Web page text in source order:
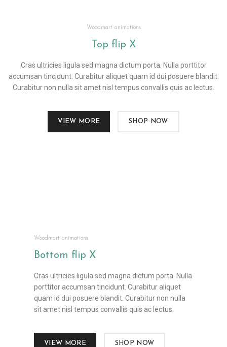
Woodmart animations
Top flip X
Cras ultricies ligula sed magna dictum porta. Nulla porttitor
accumsan tincidunt. Curabitur aliquet quam id dui posuere blandit.
Curabitur non nulla sit amet nisl tempus convallis quis ac lectus.
VIEW MORE SHOP NOW
Woodmart animations
Bottom flip X
Cras ultricies ligula sed magna dictum porta. Nulla
porttitor accumsan tincidunt. Curabitur aliquet
quam id dui posuere blandit. Curabitur non nulla
sit amet nisl tempus convallis quis ac lectus.
VIEW MORE SHOP NOW